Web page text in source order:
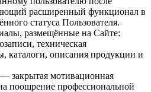
расширенный функционал в
статуса Пользователя.
размещённые на Сайте:
техническая
каталоги, описания продукции и
— закрытая мотивационная
поощрение профессиональной